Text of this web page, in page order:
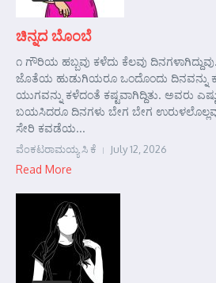
ಚಿನ್ನದ ಬೊಂಬೆ
೧ ಗೌರಿಯ ಹಬ್ಬವು ಕಳೆದು ಕೆಲವು
ಜೊತೆಯ ಹುಡುಗಿಯರೂ ಒಂದೊಂದು ದಿನವನ್ನು
ಯುಗವನ್ನು ಕಳೆದಂತೆ ಕಷ್ಟವಾಗಿದ್ದಿತು. ಅವರು
ಬಯಸಿದರೂ ದಿನಗಳು ಬೇಗ ಬೇಗ
ಸೇರಿ ಕವಡೆಯ...
ವೆಂಕಟರಾಮಯ್ಯ ಸಿ ಕೆ July 12, 2026
Read More